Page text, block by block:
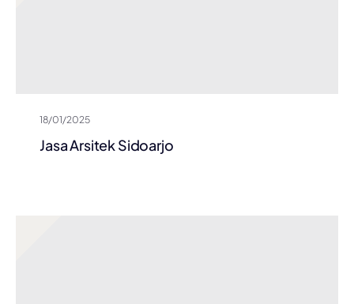
18/01/2025
Jasa Arsitek Sidoarjo